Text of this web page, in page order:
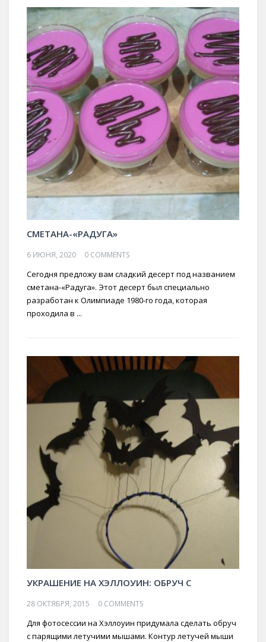
СМЕТАНА-«РАДУГА»
6 ИЮНЯ, 2020 0 COMMENTS
Сегодня предложу вам сладкий десерт под названием
сметана-«Радуга». Этот десерт был специально
разработан к Олимпиаде 1980-го года, которая
проходила в ...
УКРАШЕНИЕ НА ХЭЛЛОУИН: ОБРУЧ С
28 ОКТЯБРЯ, 2015 0 COMMENTS
Для фотосессии на Хэллоуин придумала сделать обруч
с парящими летучими мышами. Контур летучей мыши